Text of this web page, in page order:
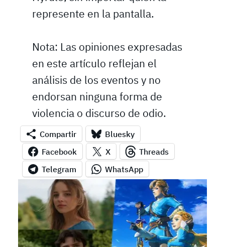
represente en la pantalla.
Nota: Las opiniones expresadas
en este artículo reflejan el
análisis de los eventos y no
endorsan ninguna forma de
violencia o discurso de odio.
Compartir
Bluesky
Facebook
X
Threads
Telegram
WhatsApp